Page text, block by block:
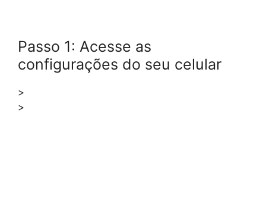
Passo 1: Acesse as
configurações do seu celular
>
>